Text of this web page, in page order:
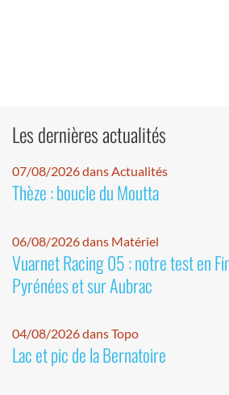
Les dernières actualités
07/08/2026 dans Actualités
Thèze : boucle du Moutta
06/08/2026 dans Matériel
Vuarnet Racing 05 : notre test en
Pyrénées et sur Aubrac
04/08/2026 dans Topo
Lac et pic de la Bernatoire